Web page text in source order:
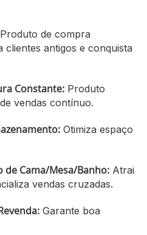
Produto de compra
antigos e conquista
Constante: Produto
vendas contínuo.
Otimiza espaço
de Cama/Mesa/Banho: Atrai
vendas cruzadas.
Garante boa